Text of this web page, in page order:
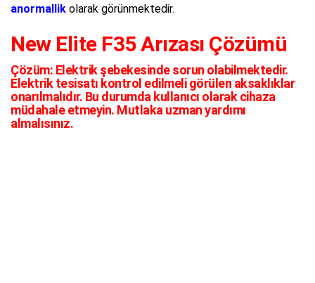
anormallik olarak görünmektedir.
New Elite F35 Arızası Çözümü
Çözüm: Elektrik şebekesinde sorun olabilmektedir.
Elektrik tesisatı kontrol edilmeli görülen aksaklıklar
onarılmalıdır. Bu durumda kullanıcı olarak cihaza
müdahale etmeyin. Mutlaka uzman yardımı
almalısınız.